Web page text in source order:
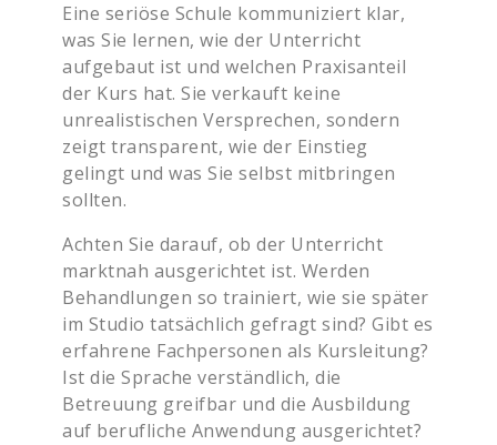
Eine seriöse Schule kommuniziert klar,
was Sie lernen, wie der Unterricht
aufgebaut ist und welchen Praxisanteil
der Kurs hat. Sie verkauft keine
unrealistischen Versprechen, sondern
zeigt transparent, wie der Einstieg
gelingt und was Sie selbst mitbringen
sollten.
Achten Sie darauf, ob der Unterricht
marktnah ausgerichtet ist. Werden
Behandlungen so trainiert, wie sie später
im Studio tatsächlich gefragt sind? Gibt es
erfahrene Fachpersonen als Kursleitung?
Ist die Sprache verständlich, die
Betreuung greifbar und die Ausbildung
auf berufliche Anwendung ausgerichtet?